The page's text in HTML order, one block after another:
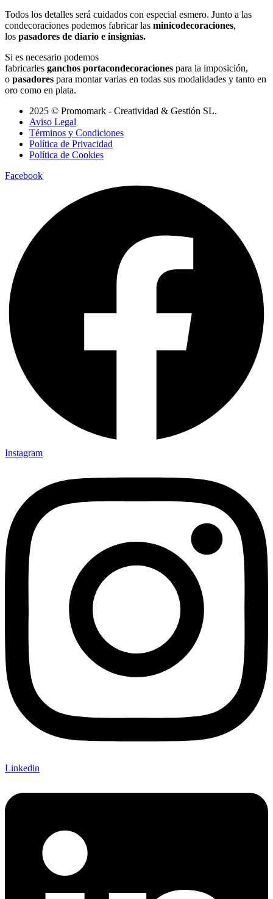
Todos los detalles será cuidados con especial esmero. Junto a las
condecoraciones podemos fabricar las minicodecoraciones,
los pasadores de diario e insignias.
Si es necesario podemos
fabricarles ganchos portacondecoraciones para la imposición,
o pasadores para montar varias en todas sus modalidades y tanto en
oro como en plata.
2025 © Promomark - Creatividad & Gestión SL.
Aviso Legal
Términos y Condiciones
Política de Privacidad
Política de Cookies
Facebook
Instagram
Linkedin